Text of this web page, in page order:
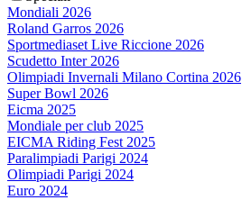
Mondiali 2026
Roland Garros 2026
Sportmediaset Live Riccione 2026
Scudetto Inter 2026
Olimpiadi Invernali Milano Cortina 2026
Super Bowl 2026
Eicma 2025
Mondiale per club 2025
EICMA Riding Fest 2025
Paralimpiadi Parigi 2024
Olimpiadi Parigi 2024
Euro 2024